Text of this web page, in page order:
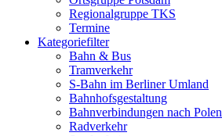
Regionalgruppe TKS
Termine
Kategoriefilter
Bahn & Bus
Tramverkehr
S-Bahn im Berliner Umland
Bahnhofsgestaltung
Bahnverbindungen nach Polen
Radverkehr